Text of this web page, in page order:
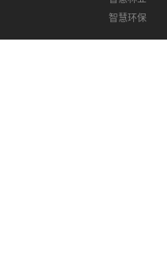
智慧环保